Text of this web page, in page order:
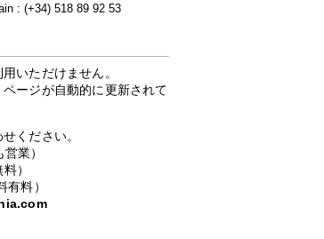
: (+34) 518 89 92 53
いただけません。
ージが自動的に更新されて
ください。
業）
）
料）